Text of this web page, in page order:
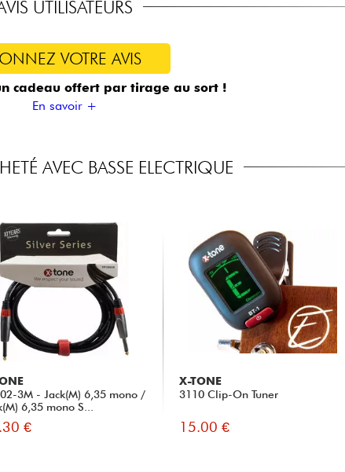
UTILISATEURS
VOTRE AVIS
cadeau offert par tirage au sort !
En savoir +
AVEC BASSE ELECTRIQUE
3M - Jack(M) 6,35 mono /
6,35 mono S...
€
X-TONE
3110 Clip-On Tuner
15.00 €